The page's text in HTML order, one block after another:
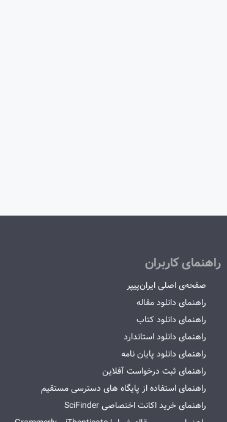
راهنمای کاربران
صفحه‌ی اصلی ایران‌پیپر
راهنمای دانلود مقاله
راهنمای دانلود کتاب
راهنمای دانلود استاندارد
راهنمای دانلود پایان نامه
راهنمای ثبت درخواست آفلاین
راهنمای استفاده از پایگاه های دسترسی مستقیم
راهنمای خرید اکانت اختصاصی SciFinder